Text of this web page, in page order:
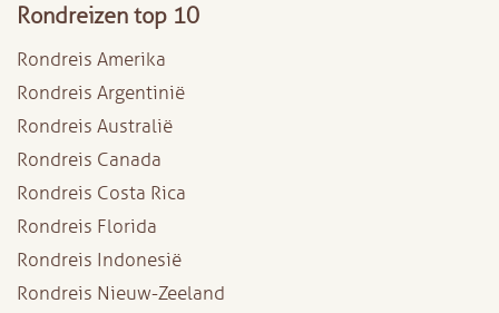
Rondreizen top 10
Rondreis Amerika
Rondreis Argentinië
Rondreis Australië
Rondreis Canada
Rondreis Costa Rica
Rondreis Florida
Rondreis Indonesië
Rondreis Nieuw-Zeeland